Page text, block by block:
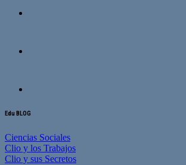
Edu BLOG
Ciencias Sociales
Clio y los Trabajos
Clio y sus Secretos